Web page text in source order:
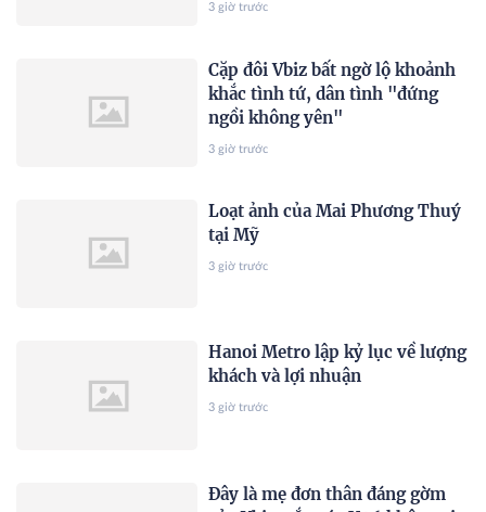
3 giờ trước
Cặp đôi Vbiz bất ngờ lộ khoảnh
khắc tình tứ, dân tình "đứng
ngồi không yên"
3 giờ trước
Loạt ảnh của Mai Phương Thuý
tại Mỹ
3 giờ trước
Hanoi Metro lập kỷ lục về lượng
khách và lợi nhuận
3 giờ trước
Đây là mẹ đơn thân đáng gờm